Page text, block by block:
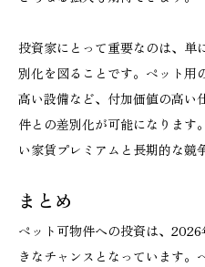
投資家にとって重要なのは、単
別化を図ることです。ペット用
高い設備など、付加価値の高い
件との差別化が可能になります
い家賃プレミアムと長期的な競
まとめ
ペット可物件への投資は、
きなチャンスとなっています。